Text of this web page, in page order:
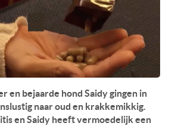
en bejaarde hond Saidy gingen in
naar oud en krakkemikkig.
en Saidy heeft vermoedelijk een